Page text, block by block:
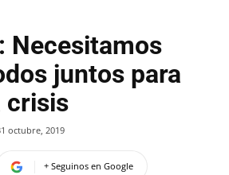
Necesitamos
juntos para
crisis
octubre, 2019
+ Seguinos en Google